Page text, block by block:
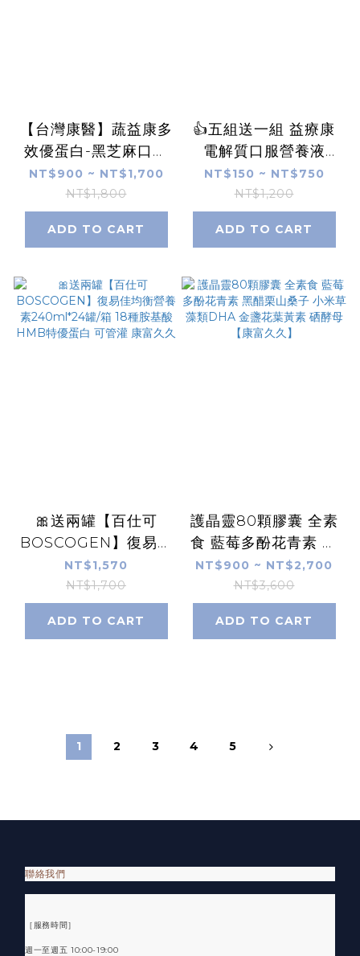
【台灣康醫】蔬益康多
效優蛋白-黑芝麻口味
15包/盒 芝麻素 BCAA
豌豆蛋白 紅藜麥 MCT
菊苣纖維 【康富久
久】
NT$900 ~ NT$1,700
NT$1,800
ADD TO CART
👍五組送一組 益療康
電解質口服營養液
350ml(4罐/組)電解水
蘋果口味 成人幼童適
用 麩醯胺酸 康富久久
NT$150 ~ NT$750
NT$1,200
ADD TO CART
🎀送兩罐【百仕可
BOSCOGEN】復易佳
均衡營養素240ml*24
罐/箱 18種胺基酸
HMB特優蛋白 可管灌
康富久久
NT$1,570
NT$1,700
ADD TO CART
護晶靈80顆膠囊 全素
食 藍莓多酚花青素 黑
醋栗山桑子 小米草 藻
類DHA 金盞花葉黃素
硒酵母【康富久久】
NT$900 ~ NT$2,700
NT$3,600
ADD TO CART
1 2 3 4 5
聯絡我們
［服務時間］
週一至週五 10:00-19:00